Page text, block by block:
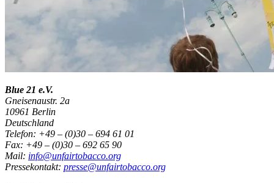
Blue 21 e.V.
Gneisenaustr. 2a
10961 Berlin
Deutschland
Telefon: +49 – (0)30 – 694 61 01
Fax: +49 – (0)30 – 692 65 90
Mail: info@unfairtobacco.org
Pressekontakt: presse@unfairtobacco.org